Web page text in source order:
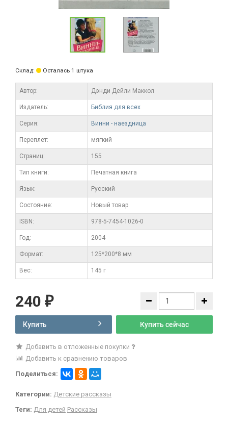
Склад: Осталась 1 штука
Автор: Дэнди Дейли Маккол
Издатель: Библия для всех
Серия: Винни - наездница
Переплет: мягкий
Cтраниц: 155
Тип книги: Печатная книга
Язык: Русский
Состояние: Новый товар
ISBN: 978-5-7454-1026-0
Год: 2004
Формат: 125*200*8 мм
Вес: 145 г
240 ₽
Купить Купить сейчас
Добавить в отложенные покупки
Добавить к сравнению товаров
Поделиться:
Категории: Детские рассказы
Теги: Для детей Рассказы